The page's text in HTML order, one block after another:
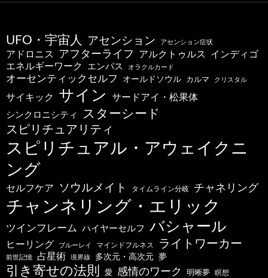
UFO・宇宙人 アセンション アセンション症状
アドロニス アフターライフ アルクトゥルス インディゴ
エネルギーワーク エンパス オラクルカード
オーセンティックセルフ オールドソウル カルマ クリスタル
サイキック サイン サードアイ・松果体
シンクロニシティ スターシード
スピリチュアリティ
スピリチュアル・アウェイクニ
ング
セルフケア ソウルメイト タイムライン分岐 チャネリング
チャンネリング・エリック
ツインフレーム ハイヤーセルフ バシャール
ヒーリング ブルーレイ マインドフルネス ライトワーカー
前世記憶 占星術 境界線 多次元・高次元 夢
引き寄せの法則 愛 感情のワーク 明晰夢 瞑想